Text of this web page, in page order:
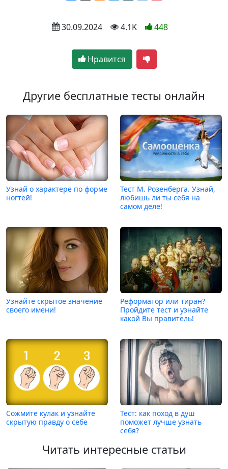
30.09.2024 4.1K 448
Нравится
Другие бесплатные тесты онлайн
Узнай о характере по форме
ногтей!
Тест М. Розенберга. Узнай,
любишь ли ты себя на
самом деле!
Узнайте скрытое значение
своего имени!
Реформатор или тиран?
Пройдите тест и узнайте
какой Вы правитель!
Сожмите кулак и узнайте
скрытую правду о себе
Тест: как поход в душ
поможет лучше узнать
себя?
Читать интересные статьи